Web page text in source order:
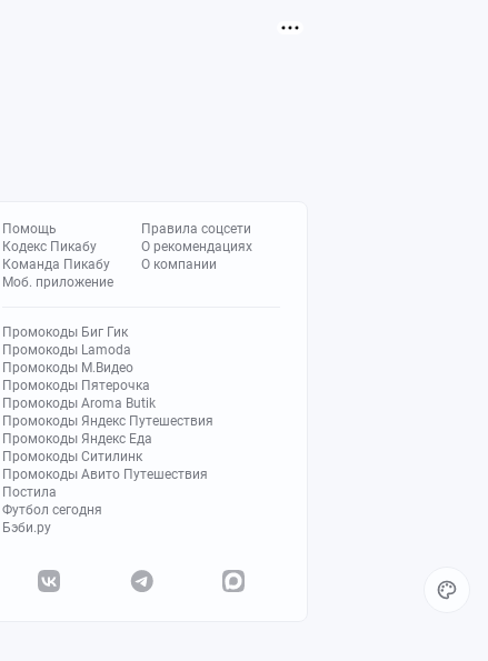
Помощь
Кодекс Пикабу
Команда Пикабу
Моб. приложение
Правила соцсети
О рекомендациях
О компании
Промокоды Биг Гик
Промокоды Lamoda
Промокоды М.Видео
Промокоды Пятерочка
Промокоды Aroma Butik
Промокоды Яндекс Путешествия
Промокоды Яндекс Еда
Промокоды Ситилинк
Промокоды Авито Путешествия
Постила
Футбол сегодня
Бэби.ру